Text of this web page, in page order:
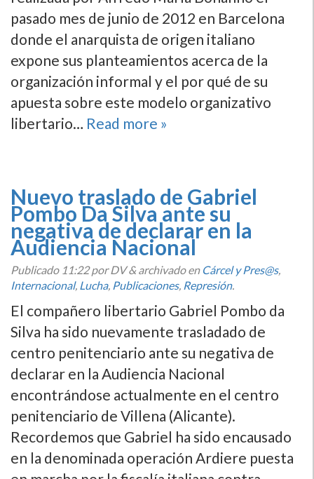
pasado mes de junio de 2012 en Barcelona
donde el anarquista de origen italiano
expone sus planteamientos acerca de la
organización informal y el por qué de su
apuesta sobre este modelo organizativo
libertario… Read more »
Nuevo traslado de Gabriel
Pombo Da Silva ante su
negativa de declarar en la
Audiencia Nacional
Publicado 11:22por DV&archivado en Cárcel y Pres@s,
Internacional, Lucha, Publicaciones, Represión.
El compañero libertario Gabriel Pombo da
Silva ha sido nuevamente trasladado de
centro penitenciario ante su negativa de
declarar en la Audiencia Nacional
encontrándose actualmente en el centro
penitenciario de Villena (Alicante).
Recordemos que Gabriel ha sido encausado
en la denominada operación Ardiere puesta